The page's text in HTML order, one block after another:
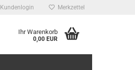
Kundenlogin Merkzettel
Ihr Warenkorb
0,00 EUR